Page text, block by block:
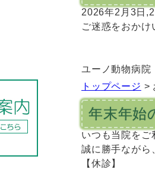
2026年2月3日
ご迷惑をおか
ユーノ動物病院
トップページ >
年末年始
いつも当院をご
誠に勝手ながら
【休診】